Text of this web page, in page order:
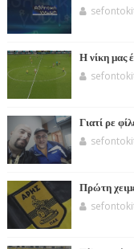
Η νίκη μας
Γιατί ρε
Πρώτη